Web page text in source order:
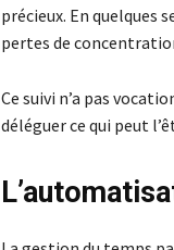
précieux. En quelques
pertes de
Ce suivi n’a pas
déléguer ce qui peut